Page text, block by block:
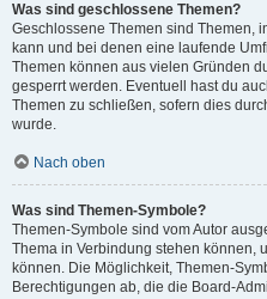
Was sind geschlossene Themen?
Geschlossene Themen sind Themen,
kann und bei denen eine laufende
Themen können aus vielen Gründen
gesperrt werden. Eventuell hast du
Themen zu schließen, sofern dies
wurde.
Nach oben
Was sind Themen-Symbole?
Themen-Symbole sind vom Autor
Thema in Verbindung stehen können,
können. Die Möglichkeit, Themen-
Berechtigungen ab, die die Board-